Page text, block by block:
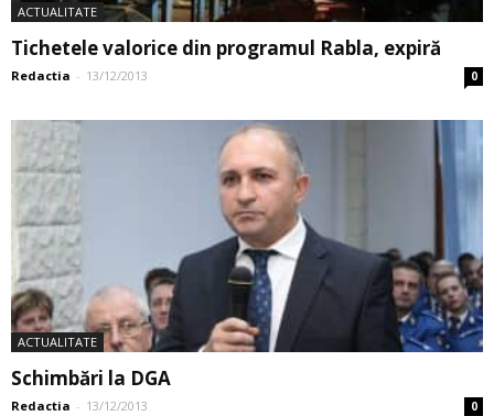
ACTUALITATE
Tichetele valorice din programul Rabla, expiră
Redactia - 13/12/2013 0
ACTUALITATE
Schimbări la DGA
Redactia - 13/12/2013 0